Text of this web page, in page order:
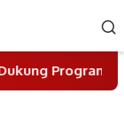
Indonesia